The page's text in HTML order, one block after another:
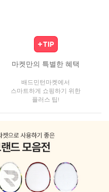
마켓만의 특별한 혜택
배드민턴마켓에서
스마트하게 쇼핑하기 위한
플러스 팁!